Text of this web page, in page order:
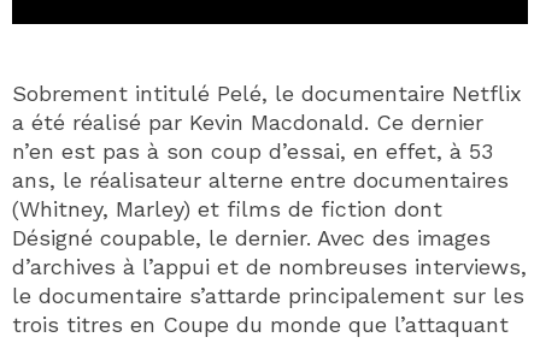
Sobrement intitulé Pelé, le documentaire Netflix
a été réalisé par Kevin Macdonald. Ce dernier
n’en est pas à son coup d’essai, en effet, à 53
ans, le réalisateur alterne entre documentaires
(Whitney, Marley) et films de fiction dont
Désigné coupable, le dernier. Avec des images
d’archives à l’appui et de nombreuses interviews,
le documentaire s’attarde principalement sur les
trois titres en Coupe du monde que l’attaquant